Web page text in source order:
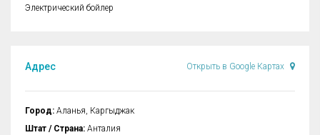
Электрический бойлер
Адрес Открыть в Google Картах
Город: Аланья, Каргыджак
Штат / Страна: Анталия